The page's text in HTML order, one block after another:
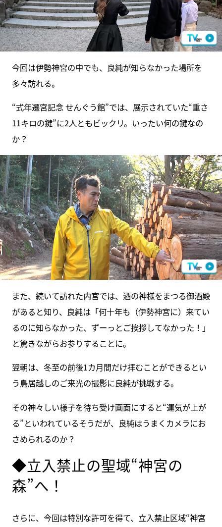
今回は伊勢神宮の中でも、良純が知らなかった場所を
多々訪れる。
“式年遷宮記念 せんぐう館”では、展示されていた“重さ
11キロの鍵”に2人ともビックリ。いったい何の鍵なの
か？
また、続いて訪れた内宮では、酒の神様をまつる御酒殿
があると知り、良純は「何十年も（伊勢神宮に）来てい
るのに知らなかった、ずーっとご挨拶してなかった！」
と驚きながらお参りすることに。
翌朝は、冬至の前後1カ月間だけ拝むことができるとい
う鳥居越しのご来光の撮影に良純が挑戦する。
その神々しい様子を待ち受け画面にすると“運気が上が
る”といわれているそうだが、良純はうまくカメラにお
さめられるのか？
◆立入禁止の聖域“神宮の
森”へ！
さらに、今回は特別な許可を得て、立入禁止区域“神宮